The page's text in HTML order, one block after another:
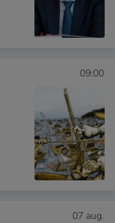
09:00
07 aug.